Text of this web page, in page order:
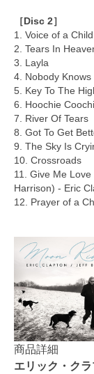
［Disc 2］
1. Voice of a Child
2. Tears In
3. Layla
4. Nobody
5. Key To The
6. Hoochie
7. River Of Tears
8. Got To Get
9. The Sky Is
10. Crossroads
11. Give Me
Harrison) - Eric
12. Prayer of a
商品詳細
エリック・ク